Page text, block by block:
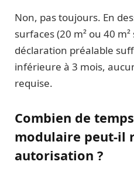
Non, pas toujours. En
surfaces (20 m² ou 40
déclaration préalable
inférieure à 3 mois,
requise.
Combien de
modulaire peut-il
autorisation ?